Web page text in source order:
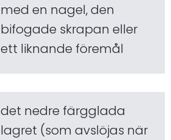
med en nagel, den
bifogade skrapan eller
ett liknande föremål
det nedre färgglada
lagret (som avslöjas när